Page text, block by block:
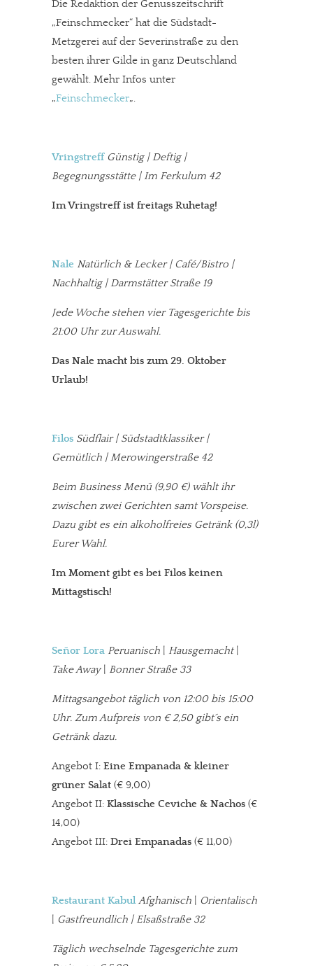
Die Redaktion der Genusszeitschrift
„Feinschmecker“ hat die Südstadt-
Metzgerei auf der Severinstraße zu den
besten ihrer Gilde in ganz Deutschland
gewählt. Mehr Infos unter
„Feinschmecker„.
Vringstreff Günstig | Deftig |
Begegnungsstätte | Im Ferkulum 42
Im Vringstreff ist freitags Ruhetag!
Nale Natürlich & Lecker | Café/Bistro |
Nachhaltig | Darmstätter Straße 19
Jede Woche stehen vier Tagesgerichte bis
21:00 Uhr zur Auswahl.
Das Nale macht bis zum 29. Oktober
Urlaub!
Filos Südflair | Südstadtklassiker |
Gemütlich | Merowingerstraße 42
Beim Business Menü(9,90 €) wählt ihr
zwischen zwei Gerichten samt Vorspeise.
Dazu gibt es ein alkoholfreies Getränk (0,3l)
Eurer Wahl.
Im Moment gibt es bei Filos keinen
Mittagstisch!
Señor Lora Peruanisch Hausgemacht|
Take Away| Bonner Straße 33
Mittagsangebot täglich von 12:00 bis 15:00
Uhr. Zum Aufpreis von € 2,50 gibt´s ein
Getränk dazu.
Angebot I: Eine Empanada & kleiner
grüner Salat (€ 9,00)
Angebot II: Klassische Ceviche & Nachos (€
14,00)
Angebot III: Drei Empanadas (€ 11,00)
Restaurant Kabul Afghanisch
Orientalisch
Gastfreundlich | Elsaßstraße 32
Täglich wechselnde Tagesgerichte zum